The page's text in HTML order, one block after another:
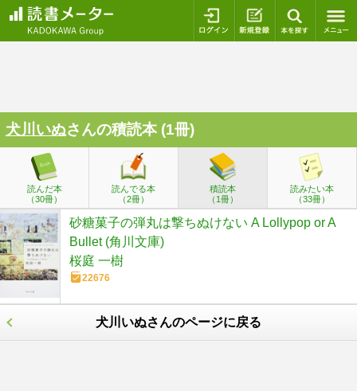
ログイン 新規登録
犬川いぬさんの積読本 (1冊)
読んだ本
（30冊）
読んでる本
（2冊）
積読本
（1冊）
読みたい本
（33冊）
砂糖菓子の弾丸は撃ちぬけない A Lollypop or A
Bullet (角川文庫)
桜庭 一樹
22676
犬川いぬさんのページに戻る